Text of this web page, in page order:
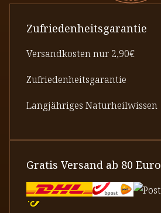
Zufriedenheitsgarantie
Versandkosten nur 2,90€
Zufriedenheitsgarantie
Langjähriges Naturheilwissen
Gratis Versand ab 80 Euro